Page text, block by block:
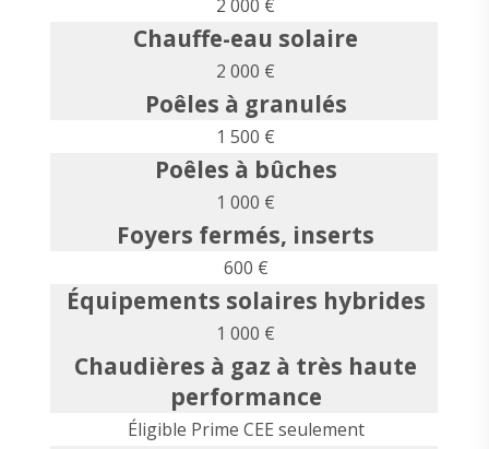
2 000 €
Chauffe-eau solaire
2 000 €
Poêles à granulés
1 500 €
Poêles à bûches
1 000 €
Foyers fermés, inserts
600 €
Équipements solaires hybrides
1 000 €
Chaudières à gaz à très haute
performance
Éligible Prime CEE seulement